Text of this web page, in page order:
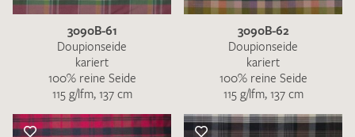
3090B-61
Doupionseide
kariert
100% reine Seide
115 g/lfm, 137 cm
3090B-62
Doupionseide
kariert
100% reine Seide
115 g/lfm, 137 cm